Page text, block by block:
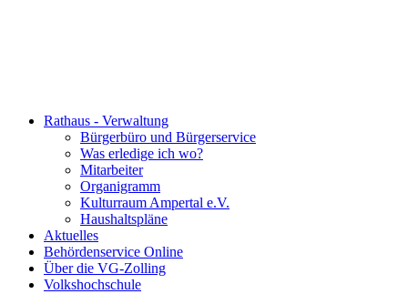
Rathaus - Verwaltung
Bürgerbüro und Bürgerservice
Was erledige ich wo?
Mitarbeiter
Organigramm
Kulturraum Ampertal e.V.
Haushaltspläne
Aktuelles
Behördenservice Online
Über die VG-Zolling
Volkshochschule